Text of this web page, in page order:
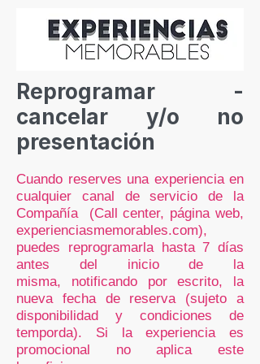
Reprogramar -
cancelar y/o no
presentación
Cuando reserves una experiencia en
cualquier canal de serviciode la
Compañía (Call center, página web,
experienciasmemorables.com),
puedes reprogramarla hasta 7 días
antes del inicio de la
misma,
notificando por escrito, la
nueva fecha de reserva (sujeto a
disponibilidad y condiciones de
temporda). Si la experiencia es
promocional no aplica este